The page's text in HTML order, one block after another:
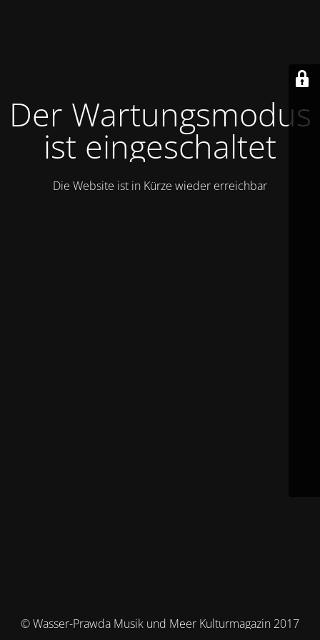
Der Wartungsmodus
ist eingeschaltet
Die Website ist in Kürze wieder erreichbar
© Wasser-Prawda Musik und Meer Kulturmagazin 2017